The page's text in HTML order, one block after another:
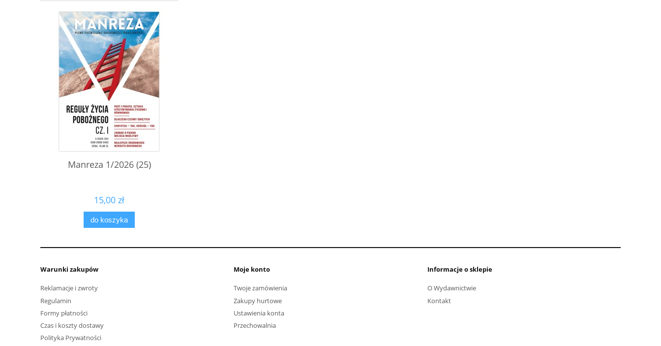
Manreza 1/2026 (25)
15,00 zł
do koszyka
Warunki zakupów
Reklamacje i zwroty
Regulamin
Formy płatności
Czas i koszty dostawy
Polityka Prywatności
Moje konto
Twoje zamówienia
Zakupy hurtowe
Ustawienia konta
Przechowalnia
Informacje o sklepie
O Wydawnictwie
Kontakt